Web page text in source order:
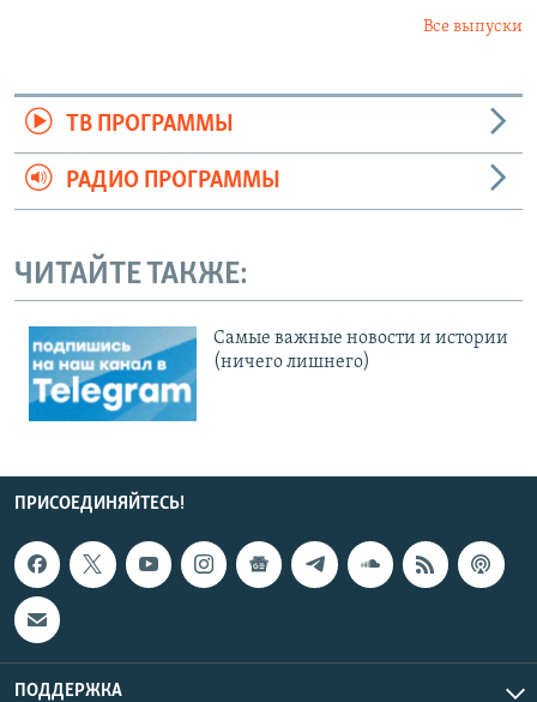
Все выпуски
ТВ ПРОГРАММЫ
РАДИО ПРОГРАММЫ
ЧИТАЙТЕ ТАКЖЕ:
Cамые важные новости и истории
(ничего лишнего)
ПРИСОЕДИНЯЙТЕСЬ!
ПОДДЕРЖКА